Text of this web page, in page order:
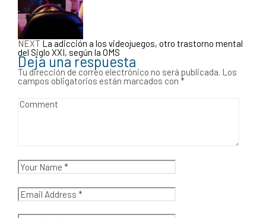
NEXT La adicción a los videojuegos, otro trastorno mental
del Siglo XXI, según la OMS
Deja una respuesta
Tu dirección de correo electrónico no será publicada. Los
campos obligatorios están marcados con *